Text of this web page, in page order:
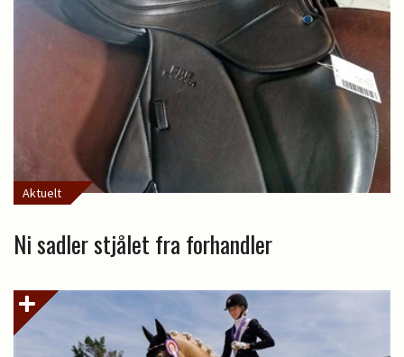
Aktuelt
Ni sadler stjålet fra forhandler